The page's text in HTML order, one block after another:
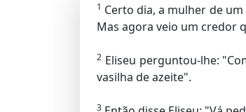
1 Certo dia, a mulher de
Mas agora veio um credor
2 Eliseu perguntou-lhe:
vasilha de azeite".
3